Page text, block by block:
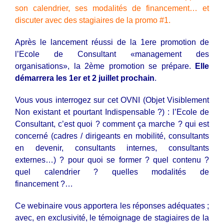
son calendrier, ses modalités de financement… et
discuter avec des stagiaires de la promo #1.
Après le lancement réussi de la 1ere promotion de
l’Ecole de Consultant «management des
organisations», la 2ème promotion se prépare.
Elle
démarrera les 1er et 2 juillet prochain.
Vous vous interrogez sur cet OVNI (Objet Visiblement
Non existant et pourtant Indispensable ?) : l’Ecole de
Consultant, c’est quoi ? comment ça marche ? qui est
concerné (cadres / dirigeants en mobilité, consultants
en devenir, consultants internes, consultants
externes…) ? pour quoi se former ? quel contenu ?
quel calendrier ? quelles modalités de
financement ?…
Ce webinaire vous apportera les réponses adéquates ;
avec, en exclusivité, le témoignage de stagiaires de la